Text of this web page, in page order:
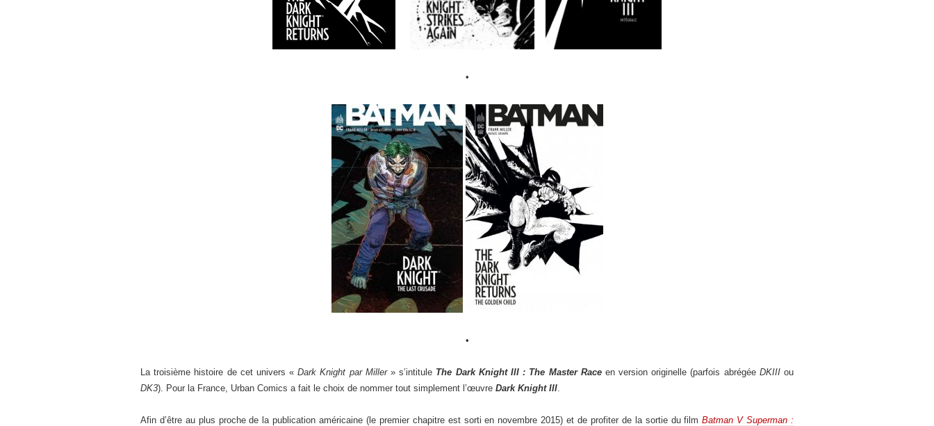
•
•
La troisième histoire de cet univers «Dark Knight par Miller» s’intitule The Dark Knight III : The Master Raceen version originelle (parfois abrégée DKIIIou
DK3). Pour la France, Urban Comics a fait le choix de nommer tout simplement l’œuvre Dark Knight III.
Afin d’être au plus proche de la publication américaine (le premier chapitre est sorti en novembre 2015) et de profiter de la sortie du filmBatman V Superman :